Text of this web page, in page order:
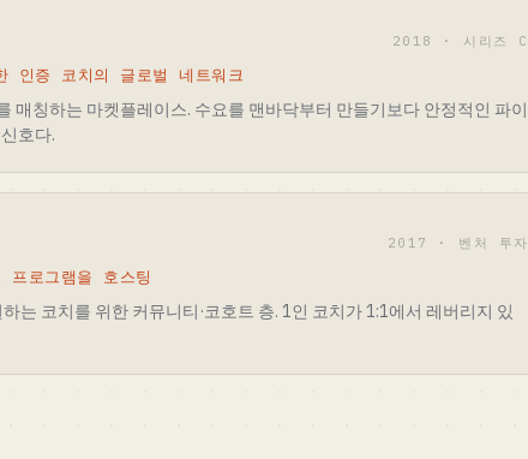
2018 · 시리즈 C
증 코치의 글로벌 네트워크
칭하는 마켓플레이스. 수요를 맨바닥부터 만들기보다 안정적인 파이
호다.
2017 · 벤처 투자
로그램을 호스팅
는 코치를 위한 커뮤니티·코호트 층. 1인 코치가 1:1에서 레버리지 있